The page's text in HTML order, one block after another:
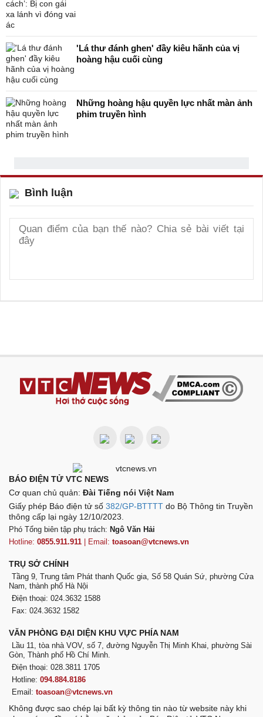
'Lá thư đánh ghen' đầy kiêu hãnh của vị
hoàng hậu cuối cùng
Những hoàng hậu quyền lực nhất màn ảnh
phim truyền hình
Bình luận
BÁO ĐIỆN TỬ VTC NEWS
Cơ quan chủ quản: Đài Tiếng nói Việt Nam
Giấy phép Báo điện tử số 382/GP-BTTTT do Bộ Thông tin Truyền
thông cấp lại ngày 12/10/2023.
Phó Tổng biên tập phụ trách: Ngô Văn Hải
Hotline: 0855.911.911 | Email: toasoan@vtcnews.vn
TRỤ SỞ CHÍNH
Tầng 9, Trung tâm Phát thanh Quốc gia, Số 58 Quán Sứ, phường Cửa
Nam, thành phố Hà Nội
Điện thoại: 024.3632 1588
Fax: 024.3632 1582
VĂN PHÒNG ĐẠI DIỆN KHU VỰC PHÍA NAM
Lầu 11, tòa nhà VOV, số 7, đường Nguyễn Thị Minh Khai, phường Sài
Gòn, Thành phố Hồ Chí Minh.
Điện thoại: 028.3811 1705
Hotline: 094.884.8186
Email: toasoan@vtcnews.vn
Không được sao chép lại bất kỳ thông tin nào từ website này khi